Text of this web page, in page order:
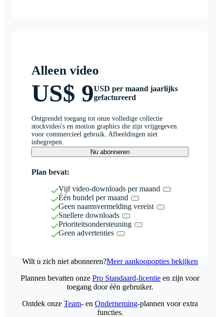
Alleen video
US$ 9USD per maand jaarlijks
gefactureerd
Ontgrendel toegang tot onze volledige collectie
stockvideo's en motion graphics die zijn vrijgegeven
voor commercieel gebruik. Afbeeldingen niet
inbegrepen.
Nu abonneren
Plan bevat:
Vijf video-downloads per maand
Één bundel per maand
Geen naamsvermelding vereist
Snellere downloads
Prioriteitsondersteuning
Geen advertenties
Wilt u zich niet abonneren?Meer aankoopopties bekijken
Plannen bevatten onze Pro Standaard-licentie en zijn voor
toegang door één gebruiker.
Ontdek onze Team- en Onderneming-plannen voor extra
functies.